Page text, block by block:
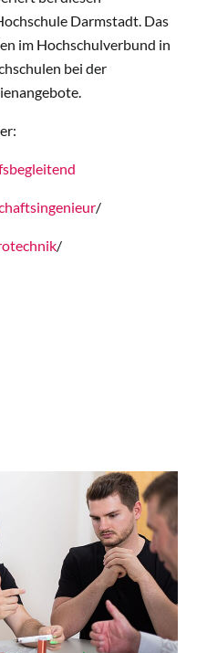
Darmstadt. Das
im Hochschulverbund in
bei der
/
/